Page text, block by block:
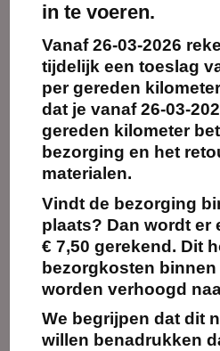
Maak
favoriet!
Amstel Fluit
Biconisch Glas 22cl
(40 stuks)
Vanaf: € 4.00
excl.
BTW
Kies
huurperiode
in te voeren.
Vanaf26-03-2026
tijdelijk een toeslag
per gereden
dat je vanaf 26-03-
gereden kilometer
bezorging en het
materialen.
Vindt de bezorging
plaats? Dan wordt er
€ 7,50 gerekend. Dit
bezorgkosten
worden verhoogd
We begrijpen dat dit
willen benadrukken